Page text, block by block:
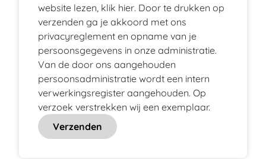
website lezen, klik hier. Door te drukken op
verzenden ga je akkoord met ons
privacyreglement en opname van je
persoonsgegevens in onze administratie.
Van de door ons aangehouden
persoonsadministratie wordt een intern
verwerkingsregister aangehouden. Op
verzoek verstrekken wij een exemplaar.